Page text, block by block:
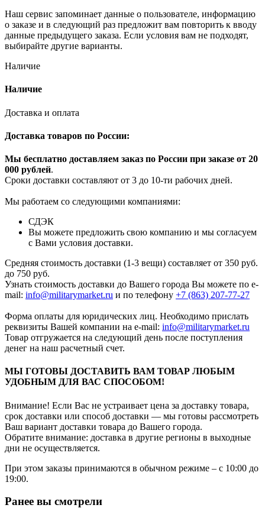
Наш сервис запоминает данные о пользователе, информацию
о заказе и в следующий раз предложит вам повторить к вводу
данные предыдущего заказа. Если условия вам не подходят,
выбирайте другие варианты.
Наличие
Наличие
Доставка и оплата
Доставка товаров по России:
Мы бесплатно доставляем заказ по России при заказе от 20
000 рублей.
Сроки доставки составляют от 3 до 10-ти рабочих дней.
Мы работаем со следующими компаниями:
СДЭК
Вы можете предложить свою компанию и мы согласуем
с Вами условия доставки.
Средняя стоимость доставки (1-3 вещи) составляет от 350 руб.
до 750 руб.
Узнать стоимость доставки до Вашего города Вы можете по e-
mail: info@militarymarket.ru и по телефону +7 (863) 207-77-27
Форма оплаты для юридических лиц. Необходимо прислать
реквизиты Вашей компании на е-mail: info@militarymarket.ru
Товар отгружается на следующий день после поступления
денег на наш расчетный счет.
МЫ ГОТОВЫ ДОСТАВИТЬ ВАМ ТОВАР ЛЮБЫМ
УДОБНЫМ ДЛЯ ВАС СПОСОБОМ!
Внимание! Если Вас не устраивает цена за доставку товара,
срок доставки или способ доставки — мы готовы рассмотреть
Ваш вариант доставки товара до Вашего города.
Обратите внимание: доставка в другие регионы в выходные
дни не осуществляется.
При этом заказы принимаются в обычном режиме – с 10:00 до
19:00.
Ранее вы смотрели